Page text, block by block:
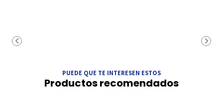
PUEDE QUE TE INTERESEN ESTOS
Productos recomendados